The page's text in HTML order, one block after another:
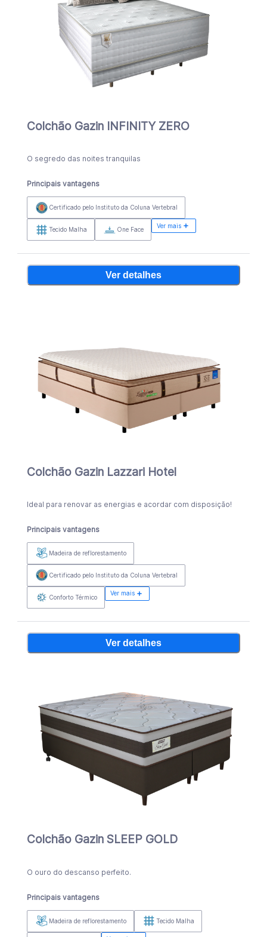
Colchão Gazin INFINITY ZERO
O segredo das noites tranquilas
Principais vantagens
Certificado pelo Instituto da Coluna Vertebral
Tecido Malha One Face
Ver mais
Ver detalhes
Colchão Gazin Lazzari Hotel
Ideal para renovar as energias e acordar com disposição!
Principais vantagens
Madeira de reflorestamento
Certificado pelo Instituto da Coluna Vertebral
Conforto Térmico
Ver mais
Ver detalhes
Colchão Gazin SLEEP GOLD
O ouro do descanso perfeito.
Principais vantagens
Madeira de reflorestamento Tecido Malha